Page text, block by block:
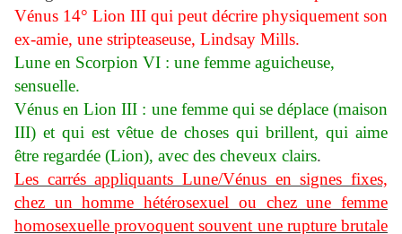
Vénus 14° Lion III qui peut décrire physiquement son
ex-amie, une stripteaseuse, Lindsay Mills.
Lune en Scorpion VI : une femme aguicheuse,
sensuelle.
Vénus en Lion III : une femme qui se déplace (maison
III) et qui est vêtue de choses qui brillent, qui aime
être regardée (Lion), avec des cheveux clairs.
Les carrés appliquants Lune/Vénus en signes fixes,
chez un homme hétérosexuel ou chez une femme
homosexuelle provoquent souvent une rupture brutale